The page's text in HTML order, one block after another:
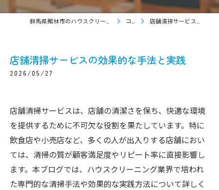
コラム 店舗清掃サービスの効果的な手法と実践
店舗清掃サービスの効果的な手法と実践
2026/05/27
店舗清掃サービスは、店舗の清潔さを保ち、快適な環境
を提供するために不可欠な役割を果たしています。特に
飲食店や小売店など、多くの人が出入りする店舗におい
ては、清掃の質が顧客満足度やリピート率に直接影響し
ます。本ブログでは、ハウスクリーニング業界で培われ
た専門的な清掃手法や効果的な実践方法について詳しく